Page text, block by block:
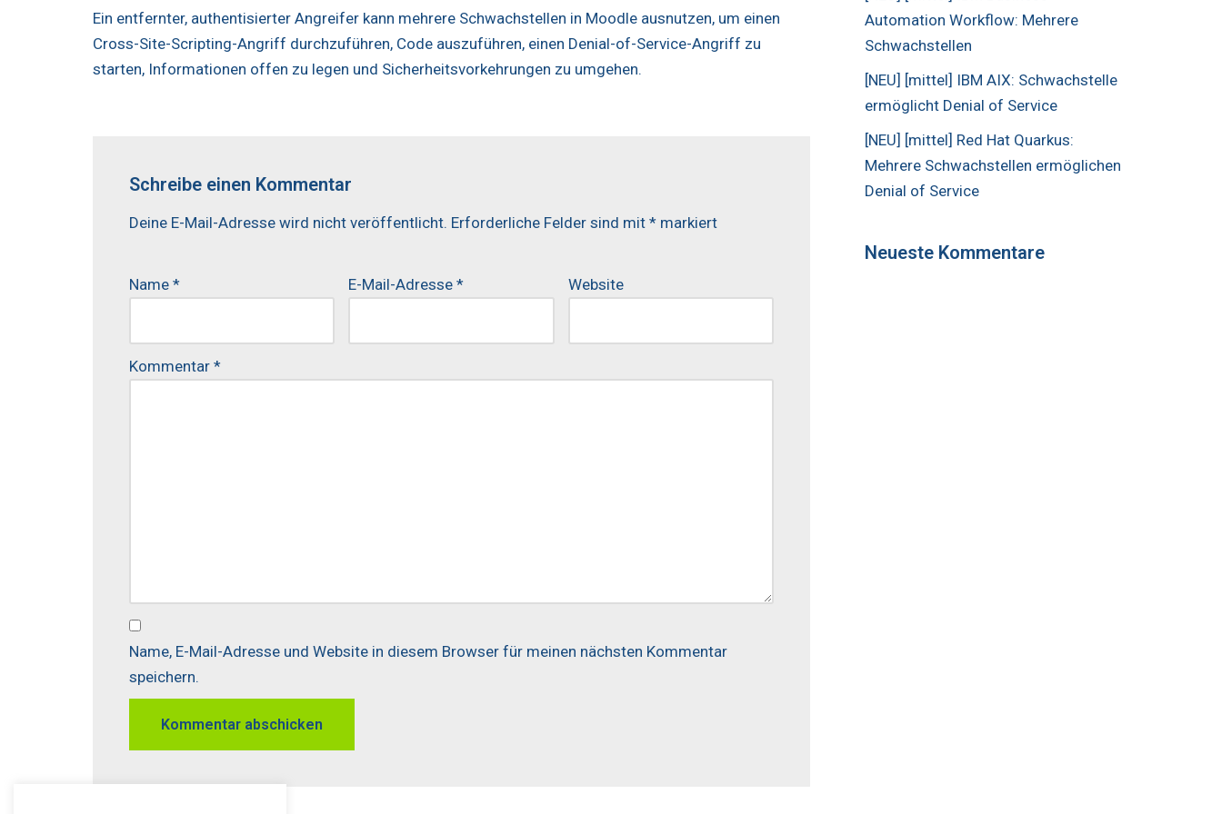
Ein entfernter, authentisierter Angreifer kann mehrere Schwachstellen in Moodle ausnutzen, um einen
Cross-Site-Scripting-Angriff durchzuführen, Code auszuführen, einen Denial-of-Service-Angriff zu
starten, Informationen offen zu legen und Sicherheitsvorkehrungen zu umgehen.
Schreibe einen Kommentar
Deine E-Mail-Adresse wird nicht veröffentlicht. Erforderliche Felder sind mit * markiert
Name * E-Mail-Adresse* Website
Kommentar *
Name, E-Mail-Adresse und Website in diesem Browser für meinen nächsten Kommentar
speichern.
Automation Workflow: Mehrere
Schwachstellen
[NEU] [mittel] IBM AIX: Schwachstelle
ermöglicht Denial of Service
[NEU] [mittel] Red Hat Quarkus:
Mehrere Schwachstellen ermöglichen
Denial of Service
Neueste Kommentare